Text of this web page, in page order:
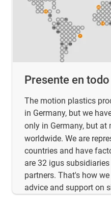
Presente en
The motion plastics
in Germany, but we
only in Germany, but at
worldwide. We are
countries and have
are 32 igus
partners. That's how
advice and support on